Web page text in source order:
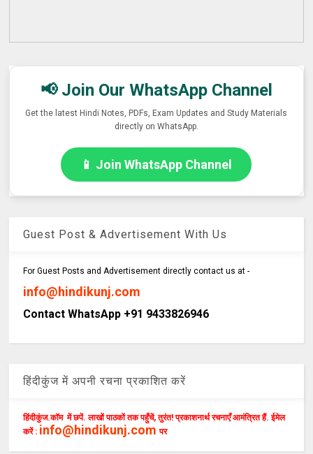
📢 Join Our WhatsApp Channel
Get the latest Hindi Notes, PDFs, Exam Updates and Study Materials
directly on WhatsApp.
📱 Join WhatsApp Channel
Guest Post & Advertisement With Us
For Guest Posts and Advertisement directly contact us at -
info@hindikunj.com
Contact WhatsApp +91 9433826946
हिंदीकुंज में अपनी रचना प्रकाशित करें
हिंदीकुंज.कॉम में छपें. लाखों पाठकों तक पहुँचें, तुरंत! प्रकाशनार्थ रचनाएँ आमंत्रित हैं. ईमेल
करें : info@hindikunj.com पर